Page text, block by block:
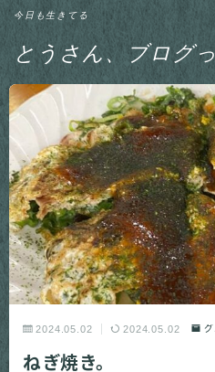
とうさん、ブログ
今日も生きてる
MENU
グルメ
日記
釣り
2024.05.02 2024.05.02 グ
ねぎ焼き。